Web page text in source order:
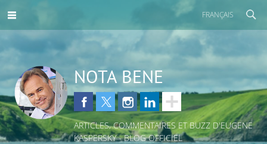
FRANÇAIS
NOTA BENE
ARTICLES, COMMENTAIRES ET BUZZ D'EUGENE
KASPERSKY - BLOG OFFICIEL